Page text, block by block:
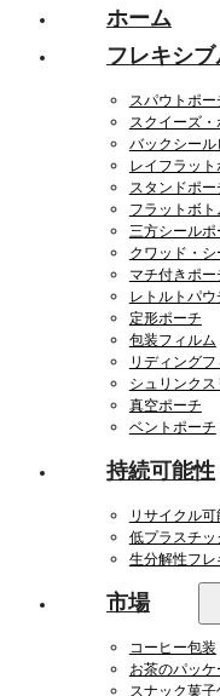
ホーム
フレキシ
スパウトポー
スクイーズ
バックシー
レイフラッ
スタンドポー
フラットボ
三方シールポ
クワッド・
マチ付きポー
レトルトパウ
定形ポーチ
包装フィルム
リディング
シュリンク
真空ポーチ
ベントポーチ
持続可能性
リサイクル
低プラスチ
生分解性フ
市場
コーヒー包装
お茶のパッケ
スナック菓